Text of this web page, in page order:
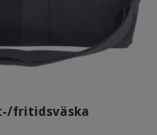
fritidsväska